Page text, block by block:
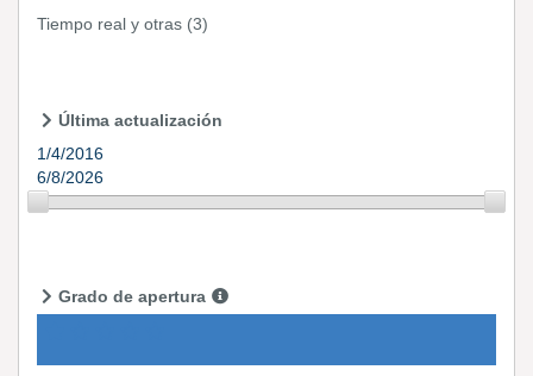
Tiempo real y otras (3)
Última actualización
1/4/2016
6/8/2026
Grado de apertura